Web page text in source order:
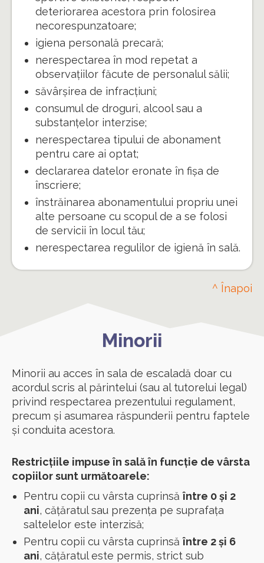
deteriorarea acestora prin folosirea
necorespunzatoare;
igiena personală precară;
nerespectarea în mod repetat a
observațiilor făcute de personalul sălii;
săvârșirea de infracțiuni;
consumul de droguri, alcool sau a
substanțelor interzise;
nerespectarea tipului de abonament
pentru care ai optat;
declararea datelor eronate în fișa de
înscriere;
înstrăinarea abonamentului propriu unei
alte persoane cu scopul de a se folosi
de servicii în locul tău;
nerespectarea regulilor de igienă în sală.
^ Înapoi
Minorii
Minorii au acces în sala de escaladă doar cu
acordul scris al părintelui (sau al tutorelui legal)
privind respectarea prezentului regulament,
precum și asumarea răspunderii pentru faptele
și conduita acestora.
Restricțiile impuse în sală în funcție de vârsta
copiilor sunt următoarele:
Pentru copii cu vârsta cuprinsăîntre 0 și 2
ani, cățăratul sau prezența pe suprafața
saltelelor este interzisă;
Pentru copii cu vârsta cuprinsăîntre 2 și 6
ani, cățăratul este permis, strict sub